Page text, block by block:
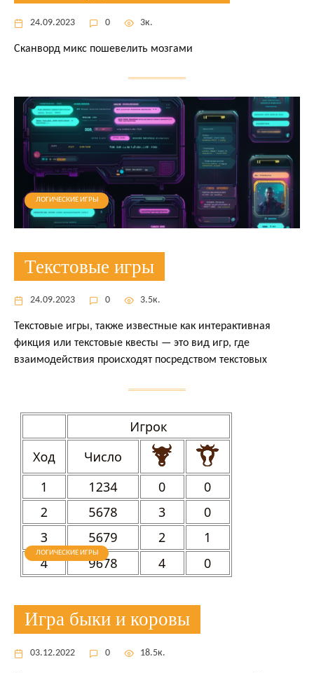
24.09.2023 0 3к.
Сканворд микс пошевелить мозгами
ЛОГИЧЕСКИЕ ИГРЫ
Текстовые игры
24.09.2023 0 3.5к.
Текстовые игры, также известные как интерактивная
фикция или текстовые квесты — это вид игр, где
взаимодействия происходят посредством текстовых
ЛОГИЧЕСКИЕ ИГРЫ
Игра быки и коровы
03.12.2022 0 18.5к.